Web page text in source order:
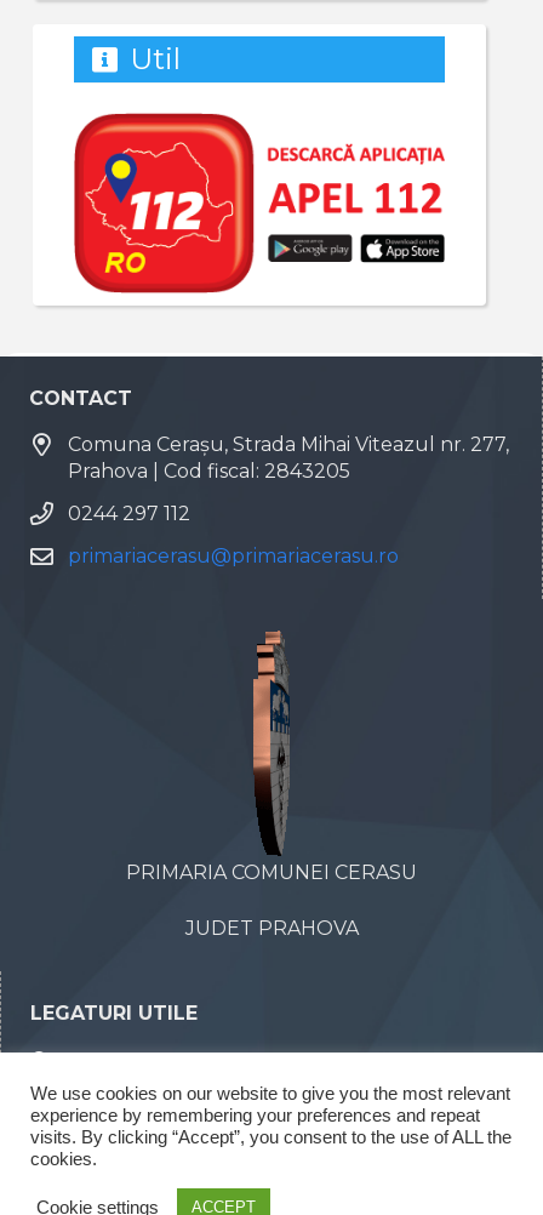
Util
CONTACT
Comuna Cerașu, Strada Mihai Viteazul nr. 277,
Prahova | Cod fiscal: 2843205
0244 297 112
primariacerasu@primariacerasu.ro
PRIMARIA COMUNEI CERASU
JUDET PRAHOVA
LEGATURI UTILE
Declaratii de interese
Rapoarte legea 52/2003
We use cookies on our website to give you the most relevant
experience by remembering your preferences and repeat
visits. By clicking “Accept”, you consent to the use of ALL the
cookies.
Cookie settings ACCEPT